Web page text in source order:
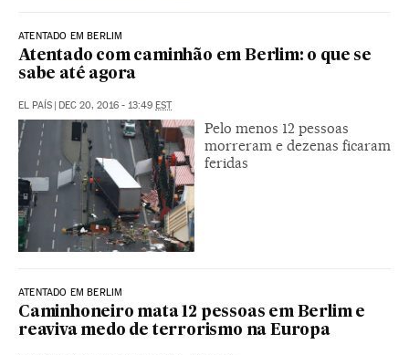
ATENTADO EM BERLIM
Atentado com caminhão em Berlim: o que se
sabe até agora
EL PAÍS | DEC 20, 2016 - 13:49 EST
Pelo menos 12 pessoas
morreram e dezenas ficaram
feridas
ATENTADO EM BERLIM
Caminhoneiro mata 12 pessoas em Berlim e
reaviva medo de terrorismo na Europa